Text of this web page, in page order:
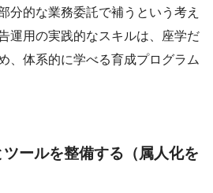
分的な業務委託で補うという考え
運用の実践的なスキルは、座学だ
、体系的に学べる育成プログラム
ールを整備する（属人化を